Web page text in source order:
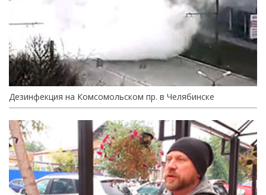
Дезинфекция на Комсомольском пр. в Челябинске